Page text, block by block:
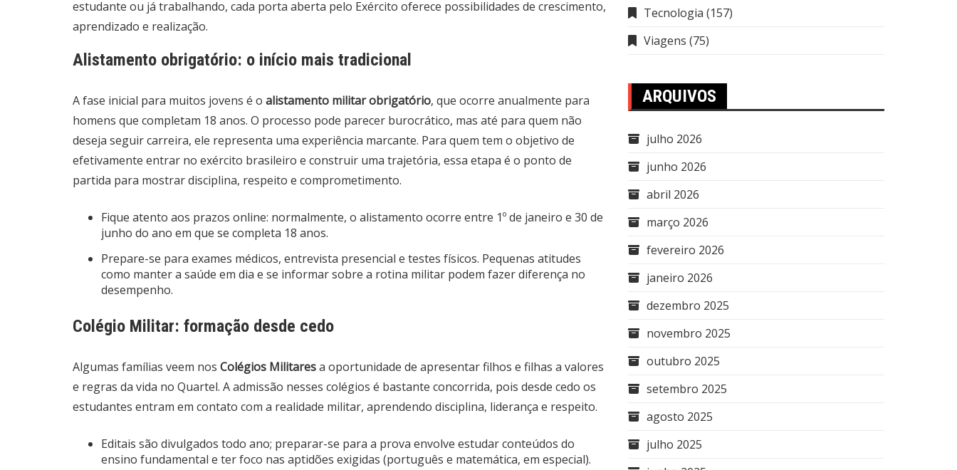
estudante ou já trabalhando, cada porta aberta pelo Exército oferece possibilidades de crescimento,
aprendizado e realização.
Alistamento obrigatório: o início mais tradicional
A fase inicial para muitos jovens é o alistamento militar obrigatório, que ocorre anualmente para
homens que completam 18 anos. O processo pode parecer burocrático, mas até para quem não
deseja seguir carreira, ele representa uma experiência marcante. Para quem tem o objetivo de
efetivamente entrar no exército brasileiro e construir uma trajetória, essa etapa é o ponto de
partida para mostrar disciplina, respeito e comprometimento.
Fique atento aos prazos online: normalmente, o alistamento ocorre entre 1º de janeiro e 30 de
junho do ano em que se completa 18 anos.
Prepare-se para exames médicos, entrevista presencial e testes físicos. Pequenas atitudes
como manter a saúde em dia e se informar sobre a rotina militar podem fazer diferença no
desempenho.
Colégio Militar: formação desde cedo
Algumas famílias veem nos Colégios Militaresa oportunidade de apresentar filhos e filhas a valores
e regras da vida no Quartel. A admissão nesses colégios é bastante concorrida, pois desde cedo os
estudantes entram em contato com a realidade militar, aprendendo disciplina, liderança e respeito.
Editais são divulgados todo ano; preparar-se para a prova envolve estudar conteúdos do
ensino fundamental e ter foco nas aptidões exigidas (português e matemática, em especial).
Tecnologia (157)
Viagens (75)
ARQUIVOS
julho 2026
junho 2026
abril 2026
março 2026
fevereiro 2026
janeiro 2026
dezembro 2025
novembro 2025
outubro 2025
setembro 2025
agosto 2025
julho 2025